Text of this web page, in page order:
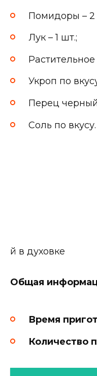
Помидоры – 2
Лук – 1 шт.;
Растительное
Укроп по
Перец
Соль по вкусу.
й в духовке
Общая
Время
Количество